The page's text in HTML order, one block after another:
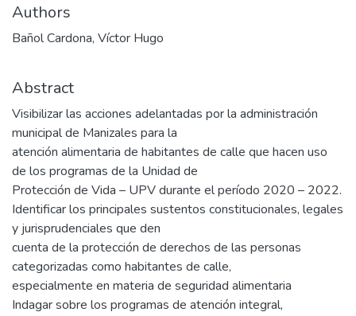
Authors
Bañol Cardona, Víctor Hugo
Abstract
Visibilizar las acciones adelantadas por la administración
municipal de Manizales para la
atención alimentaria de habitantes de calle que hacen uso
de los programas de la Unidad de
Protección de Vida – UPV durante el período 2020 – 2022.
Identificar los principales sustentos constitucionales, legales
y jurisprudenciales que den
cuenta de la protección de derechos de las personas
categorizadas como habitantes de calle,
especialmente en materia de seguridad alimentaria
Indagar sobre los programas de atención integral,